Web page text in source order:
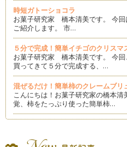
時短ガトーショコラ
お菓子研究家 橋本清美です。 今回
ご紹介します。 市…
５分で完成！簡単イチゴのクリスマ
お菓子研究家 橋本清美です。 今回
買ってきて５分で完成する、…
混ぜるだけ！簡単柿のクレームブリ
こんにちは！お菓子研究家の橋本清
覚、柿をたっぷり使った簡単柿…
月。ハロウィンパーティーを開…